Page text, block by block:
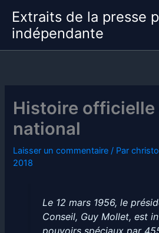
contenu
Extraits de la presse
indépendante
Histoire officielle
national
Laisser un commentaire / Par
2018
Le 12 mars 1956, le
Conseil, Guy Mollet, est